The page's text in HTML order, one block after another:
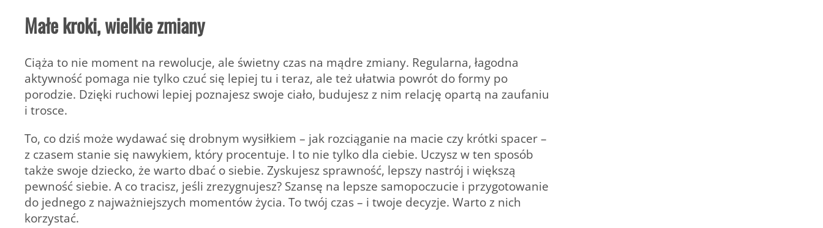
Małe kroki, wielkie zmiany
Ciąża to nie moment na rewolucje, ale świetny czas na mądre zmiany. Regularna, łagodna
aktywność pomaga nie tylko czuć się lepiej tu i teraz, ale też ułatwia powrót do formy po
porodzie. Dzięki ruchowi lepiej poznajesz swoje ciało, budujesz z nim relację opartą na zaufaniu
i trosce.
To, co dziś może wydawać się drobnym wysiłkiem – jak rozciąganie na macie czy krótki spacer –
z czasem stanie się nawykiem, który procentuje. I to nie tylko dla ciebie. Uczysz w ten sposób
także swoje dziecko, że warto dbać o siebie. Zyskujesz sprawność, lepszy nastrój i większą
pewność siebie. A co tracisz, jeśli zrezygnujesz? Szansę na lepsze samopoczucie i przygotowanie
do jednego z najważniejszych momentów życia. To twój czas – i twoje decyzje. Warto z nich
korzystać.